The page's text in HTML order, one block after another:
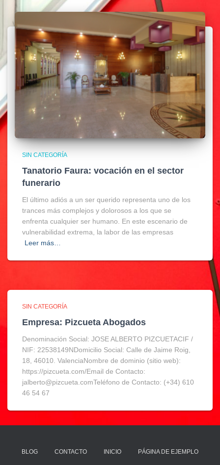
SIN CATEGORÍA
Tanatorio Faura: vocación en el sector
funerario
El último adiós a un ser querido representa uno de los
trances más complejos y dolorosos a los que se
enfrenta cualquier ser humano. En este escenario de
vulnerabilidad extrema, la labor de las empresas
Leer más…
SIN CATEGORÍA
Empresa: Pizcueta Abogados
Denominación Social: JOSE ALBERTO PIZCUETACIF /
NIF: 22538149NDomicilio Social: Calle de Jaime Roig,
18, 46010. ValenciaNombre de dominio (sitio web):
https://pizcueta.com/Email de Contacto:
jalberto@pizcueta.comTeléfono de Contacto: (+34) 610
46 54 67
BLOG CONTACTO INICIO PÁGINA DE EJEMPLO